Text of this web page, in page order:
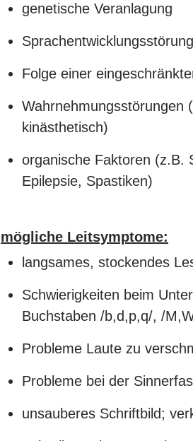
genetische Veranlagung
Sprachentwicklungsstörung
Folge einer
Wahrnehmungsstörungen
kinästhetisch)
organische Faktoren (z.B.
Epilepsie, Spastiken)
mögliche Leitsymptome:
langsames, stockendes
Schwierigkeiten beim
Buchstaben /b,d,p,q/, /
Probleme Laute zu
Probleme bei der
unsauberes Schriftbild;